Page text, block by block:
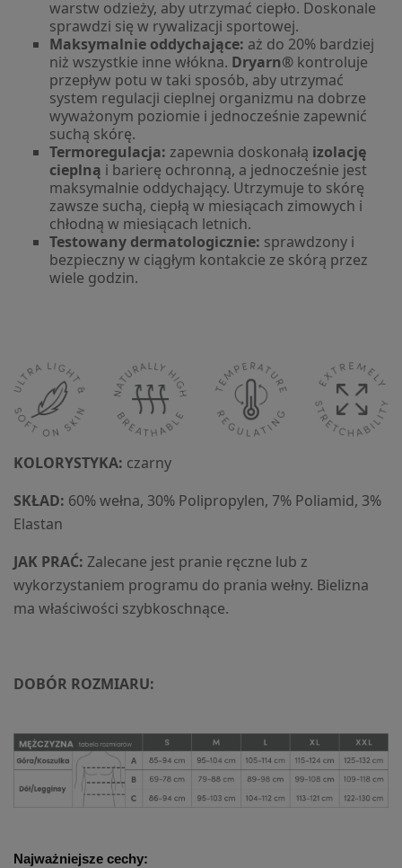
warstw odzieży, aby utrzymać ciepło. Doskonale
sprawdzi się w rywalizacji sportowej.
Maksymalnie oddychające: aż do 20% bardziej
niż wszystkie inne włókna. Dryarn® kontroluje
przepływ potu w taki sposób, aby utrzymać
system regulacji cieplnej organizmu na dobrze
wyważonym poziomie i jednocześnie zapewnić
suchą skórę.
Termoregulacja: zapewnia doskonałą izolację
cieplną i barierę ochronną, a jednocześnie jest
maksymalnie oddychający. Utrzymuje to skórę
zawsze suchą, ciepłą w miesiącach zimowych i
chłodną w miesiącach letnich.
Testowany dermatologicznie: sprawdzony i
bezpieczny w ciągłym kontakcie ze skórą przez
wiele godzin.
KOLORYSTYKA: czarny
SKŁAD: 60% wełna, 30% Polipropylen, 7% Poliamid, 3%
Elastan
JAK PRAĆ: Zalecane jest pranie ręczne lub z
wykorzystaniem programu do prania wełny. Bielizna
ma właściwości szybkoschnące.
DOBÓR ROZMIARU:
Najważniejsze cechy: